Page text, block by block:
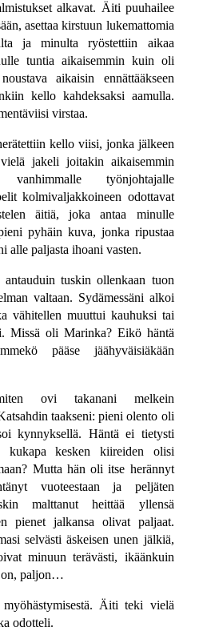
alkavat. Äiti puuhailee
asettaa kirstuun lukemattomia
ja minulta ryöstettiin aikaa
tuntia aikaisemmin kuin oli
aikaisin ennättääkseen
kello kahdeksaksi aamulla.
virstaa.
kello viisi, jonka jälkeen
jakeli joitakin aikaisemmin
työnjohtajalle
kolmivaljakkoineen odottavat
äitiä, joka antaa minulle
pyhäin kuva, jonka ripustaa
alle paljasta ihoani vasten.
tuskin ollenkaan tuon
valtaan. Sydämessäni alkoi
vähitellen muuttui kauhuksi tai
Missä oli Marinka? Eikö häntä
pääse jäähyväisiäkään
ovi takanani melkein
taakseni: pieni olento oli
kynnyksellä. Häntä ei tietysti
kukapa kesken kiireiden olisi
Mutta hän oli itse herännyt
vuoteestaan ja peljäten
malttanut heittää yllensä
pienet jalkansa olivat paljaat.
selvästi äskeisen unen jälkiä,
minuun terävästi, ikäänkuin
paljon…
Äiti teki vielä
odotteli.